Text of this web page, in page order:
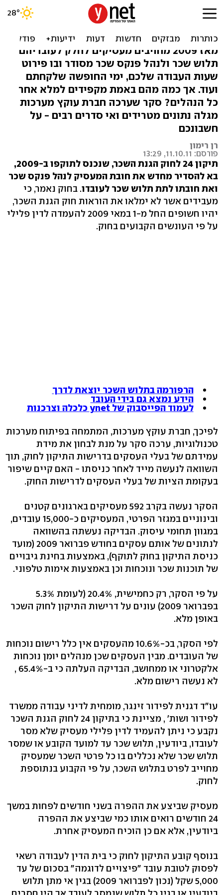
סקר: 20% מהמעסיקים לא
נותנים תלוש שכר בזמן
מאז 2009 מחויבים מעסיקים לחלק לעובדיהם
תלוש שכר ולנהל פנקס שכר מסודר ובו פירוט
שעות העבודה שלכם, ימי החופשה שלקחתם
ועוד. אך כמה מהם באמת מקפידים למלא אחר
כל הנהלים? סקר שערכה חברת עוקץ מערכות
מגלה נתונים מטרידים ואי סדרים רבים - על
חשבונכם
רן רימון
פורסם: 11.10.11, 13:29
תיקון 24 לחוק הגנת השכר, שנכנס לתוקפו ב-2009,
בא להסדיר מחדש את חובת המעסיק לנהל פנקס שכר
ואת חובתו לתת תלוש שכר לעובדו. בחוק נאמר, כי
מעבידים אשר לא ימלאו את הוראות חוק הגנת השכר,
יהיו חשופים החל מ-1 במאי 2009 להעמדה לדין פלילי
על פי העונשים הקבועים בחוק.
הרפורמה בתלוש השכר יוצאת לדרך
הידע נמצא גם בידי העובד
לעמוד הפייסבוק של ynet כלכלה וצרכנות
לפיכך, חברת עוקץ מערכות, המתמחה בפיתוח מערכות
טכנולוגיות, ערכה סקר על מנת לבחון את מידת
עמידתם של בעלי העסקים בדרישות התיקון לחוק, תוך
השוואה לנעשה מייד לאחר כניסתו - האם קיים שיפור
בעקומת הציות של בעלי העסקים לדרישות החוק.
הסקר נעשה בקרב 592 מעסיקים בארגונים קטנים
ובינוניים במגזר הפרטי, המעסיקים כ-15,000 עובדים,
במגוון תחומי עיסוק. הבדיקה נעשתה בהשוואה
לנתונים של אותם עסקים בחודש פברואר 2009 (מועד
כניסת התיקון בחוק לתוקף), באמצעות בחינת גיבויים
של תוכנות שכר ונוכחות וכן באמצעות אימות טלפוני.
על פי הסקר, רק כחמישית, 20.4% (לעומת 5.3%
בפברואר 2009) עונים על דרישות התיקון לחוק השכר
באופן מלא.
לפי הסקר, בכ-10.6% מהעסקים אין כלל רישום נוכחות
של העובדים. מבין העסקים שכן מנהלים יומן נוכחות
אלקטרוני או ממחושב, הבדיקה העלתה כי ב-65.4% ,
לא נעשה רישום מלא.
עו"ד דגנית לפידור זינגר, מומחית לדיני עבודה ממשרד
לפידור ושות' , מציינת כי בתיקון 24 לחוק הגנת השכר
נקבע כי ניתן להעמיד לדין פלילי מעסיק שלא מסר
לעובדו, ביודעין, תלוש שכר עד למועד הקובע או שמסר
תלוש שכר שלא נכללים בו כל פרטי השכר שמעסיק
מחוייב לפרט בתלוש השכר, על פי הקבוע בנתוספת
לחוק.
מעסיק שביצע את ההפרה בשני חודשים לפחות במשך
24 חודשים רואים אותו כמי שביצע את ההפרה
ביודעין, אלא אם כן הוכיח המעסיק אחרת.
בנוסף קובע התיקון לחוק כי בית הדין לעבודה רשאי
לפסוק לטובת עובד "פיצויים לדוגמה" בסכום של עד
5,000 שקל (נכון לפברואר 2009) בגין אי מתן תלוש